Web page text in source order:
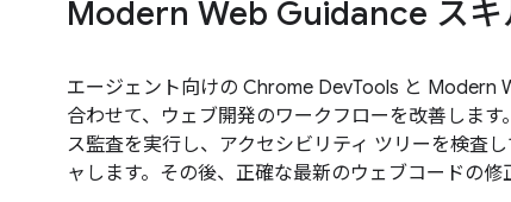
Modern Web Guidance スキ
エージェント向けの Chrome DevTools と Modern
合わせて、ウェブ開発のワークフローを改善しま
ス監査を実行し、アクセシビリティ ツリーを検査
ャします。その後、正確な最新のウェブコードの修